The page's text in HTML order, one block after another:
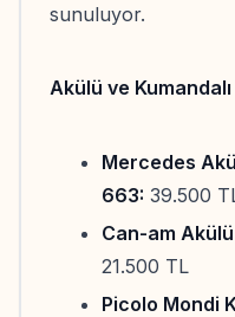
sunuluyor.
Akülü ve
Mercedes
663: 39.500
Can-am
21.500 TL
Picolo Mondi